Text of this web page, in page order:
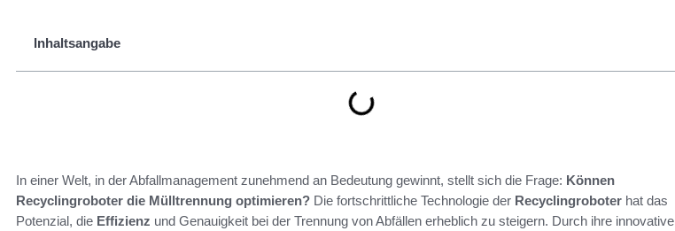
Inhaltsangabe
In einer Welt, in der Abfallmanagement zunehmend an Bedeutung gewinnt, stellt sich die Frage: Können
Recyclingroboter die Mülltrennung optimieren? Die fortschrittliche Technologie der Recyclingroboter hat das
Potenzial, die Effizienz und Genauigkeit bei der Trennung von Abfällen erheblich zu steigern. Durch ihre innovative